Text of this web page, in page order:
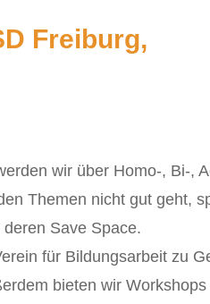
Freiburg,
wir über Homo-, Bi-,
Themen nicht gut geht,
Save Space.
für Bildungsarbeit zu
bieten wir